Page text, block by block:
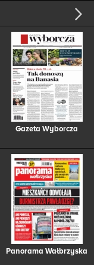
Gazeta Wyborcza
Panorama Wałbrzyska